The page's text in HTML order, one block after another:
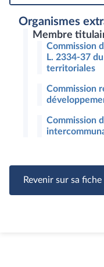
Organismes
Membre
Commission
L. 2334-37
territoriales
Commission
Commission
Revenir sur sa fiche